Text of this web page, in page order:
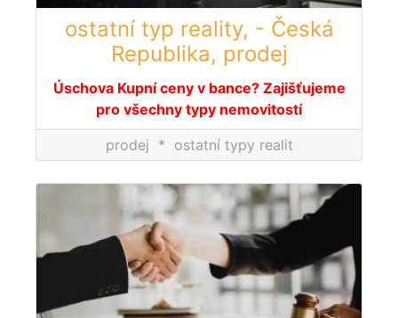
ostatní typ reality, - Česká
Republika, prodej
Úschova Kupní ceny v bance? Zajišťujeme
pro všechny typy nemovitostí
prodej * ostatní typy realit